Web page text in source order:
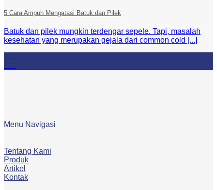
5 Cara Ampuh Mengatasi Batuk dan Pilek
Batuk dan pilek mungkin terdengar sepele. Tapi, masalah
kesehatan yang merupakan gejala dari common cold [...]
Menu Navigasi
Tentang Kami
Produk
Artikel
Kontak